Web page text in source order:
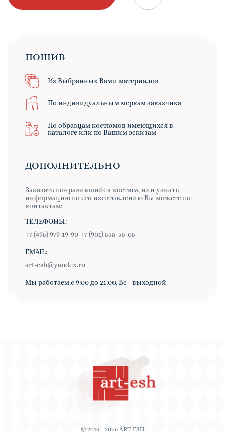
ПОШИВ
Из Выбранных Вами материалов
По индивидуальным меркам заказчика
По образцам костюмов имеющихся в
каталоге или по Вашим эскизам
ДОПОЛНИТЕЛЬНО
Заказать понравившийся костюм, или узнать
информацию по его изготовлению Вы можете по
контактам:
ТЕЛЕФОНЫ:
+7 (495) 979-19-90 +7 (901) 555-55-05
EMAIL:
art-esh@yandex.ru
Мы работаем с 9:00 до 21:00, Вс - выходной
© 2013 - 2026 ART-ESH